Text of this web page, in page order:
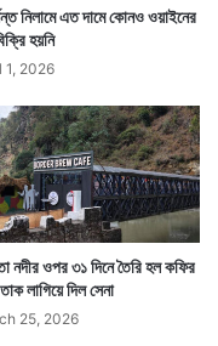
নিলামে এত দামে কোনও ওয়াইনের
হয়নি
1, 2026
নদীর ওপর ৩১ দিনে তৈরি হল কফির
লাগিয়ে দিল সেনা
25, 2026